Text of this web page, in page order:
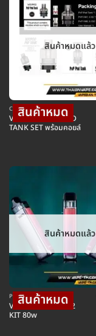
สินค้าหมดแล้ว
COIL คอยล์บุหรี่ไฟฟ้า
VOOPOO PNP POD
TANK SET พร้อมคอยล์
สินค้าหมดแล้ว
POD พอตบุหรี่ไฟฟ้า
VOOPOO VINCI X2
KIT 80w